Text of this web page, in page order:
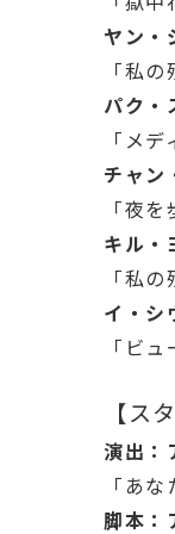
ヤン・
「私の
パク・
「メ
チャン
「夜
キル・
「私の
イ・シ
「ビ
【ス
演出：
「あ
脚本：